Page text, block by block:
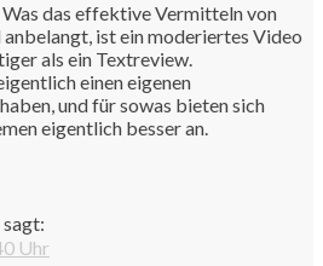
das effektive Vermitteln von
anbelangt, ist ein moderiertes Video
als ein Textreview.
einen eigenen
und für sowas bieten sich
eigentlich besser an.
sagt:
Uhr